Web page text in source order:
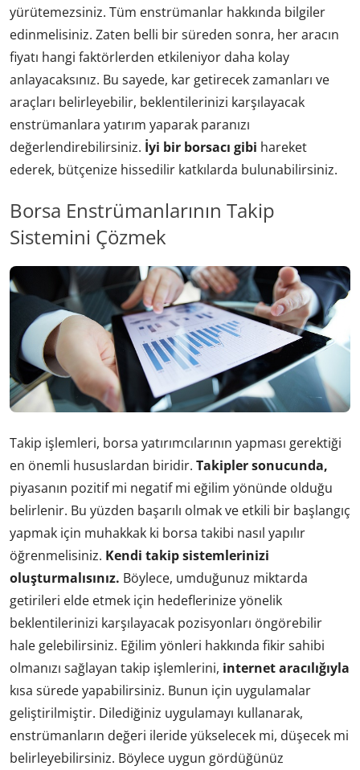
yürütemezsiniz. Tüm enstrümanlar hakkında bilgiler
edinmelisiniz. Zaten belli bir süreden sonra, her aracın
fiyatı hangi faktörlerden etkileniyor daha kolay
anlayacaksınız. Bu sayede, kar getirecek zamanları ve
araçları belirleyebilir, beklentilerinizi karşılayacak
enstrümanlara yatırım yaparak paranızı
değerlendirebilirsiniz. İyi bir borsacı gibi hareket
ederek, bütçenize hissedilir katkılarda bulunabilirsiniz.
Borsa Enstrümanlarının Takip
Sistemini Çözmek
Takip işlemleri, borsa yatırımcılarının yapması gerektiği
en önemli hususlardan biridir. Takipler sonucunda,
piyasanın pozitif mi negatif mi eğilim yönünde olduğu
belirlenir. Bu yüzden başarılı olmak ve etkili bir başlangıç
yapmak için muhakkak ki borsa takibi nasıl yapılır
öğrenmelisiniz. Kendi takip sistemlerinizi
oluşturmalısınız. Böylece, umduğunuz miktarda
getirileri elde etmek için hedeflerinize yönelik
beklentilerinizi karşılayacak pozisyonları öngörebilir
hale gelebilirsiniz. Eğilim yönleri hakkında fikir sahibi
olmanızı sağlayan takip işlemlerini, internet aracılığıyla
kısa sürede yapabilirsiniz. Bunun için uygulamalar
geliştirilmiştir. Dilediğiniz uygulamayı kullanarak,
enstrümanların değeri ileride yükselecek mi, düşecek mi
belirleyebilirsiniz. Böylece uygun gördüğünüz